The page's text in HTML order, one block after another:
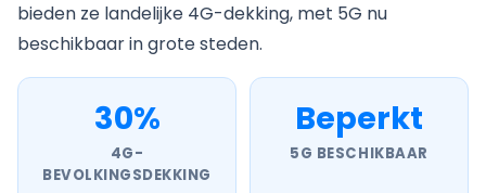
bieden ze landelijke 4G-dekking, met 5G nu
beschikbaar in grote steden.
30%
4G-
BEVOLKINGSDEKKING
Beperkt
5G BESCHIKBAAR